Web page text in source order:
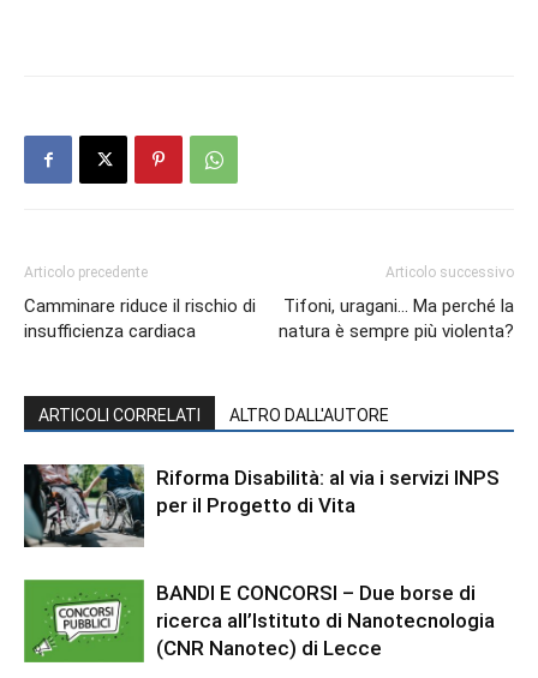
Articolo precedente
Camminare riduce il rischio di
insufficienza cardiaca
Articolo successivo
Tifoni, uragani… Ma perché la
natura è sempre più violenta?
ARTICOLI CORRELATI ALTRO DALL'AUTORE
Riforma Disabilità: al via i servizi INPS
per il Progetto di Vita
BANDI E CONCORSI – Due borse di
ricerca all’Istituto di Nanotecnologia
(CNR Nanotec) di Lecce